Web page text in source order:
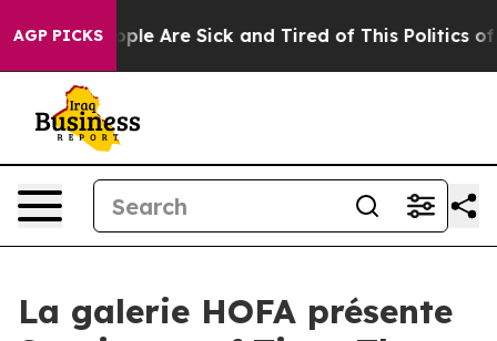
AGP PICKS“People Are Sick and Tired of This Politics of
La galerie HOFA présente